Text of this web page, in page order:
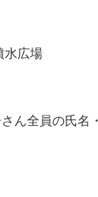
水広場
全員の氏名